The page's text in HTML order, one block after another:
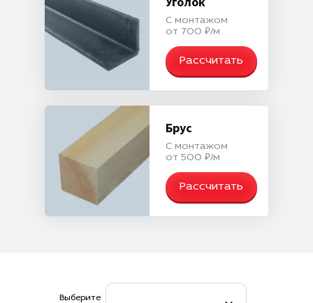
С монтажом
от 700 ₽/м
Рассчитать
Брус
С монтажом
от 500 ₽/м
Рассчитать
Выберите